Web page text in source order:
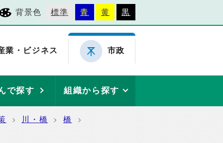
背景色 標準 青 黄 黒
業・ビジネス 市政
で探す 組織から探す
川・橋
橋